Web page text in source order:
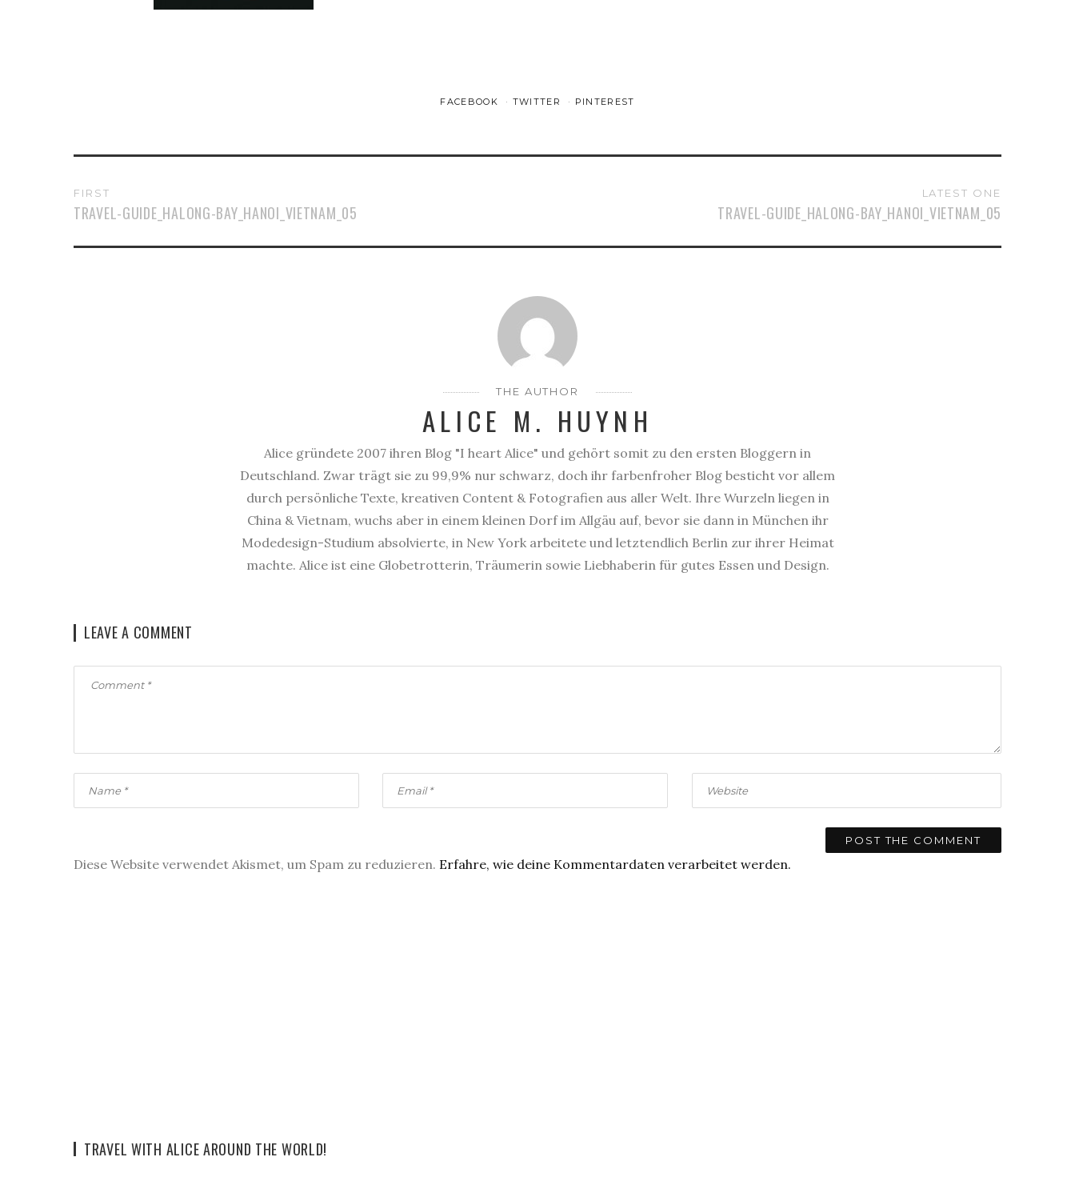
FACEBOOK TWITTER PINTEREST
FIRST
TRAVEL-GUIDE_HALONG-BAY_HANOI_VIETNAM_05
LATEST ONE
TRAVEL-GUIDE_HALONG-BAY_HANOI_VIETNAM_05
THE AUTHOR
ALICE M. HUYNH
Alice gründete 2007 ihren Blog "I heart Alice" und gehört somit zu den ersten Bloggern in
Deutschland. Zwar trägt sie zu 99,9% nur schwarz, doch ihr farbenfroher Blog besticht vor allem
durch persönliche Texte, kreativen Content & Fotografien aus aller Welt. Ihre Wurzeln liegen in
China & Vietnam, wuchs aber in einem kleinen Dorf im Allgäu auf, bevor sie dann in München ihr
Modedesign-Studium absolvierte, in New York arbeitete und letztendlich Berlin zur ihrer Heimat
machte. Alice ist eine Globetrotterin, Träumerin sowie Liebhaberin für gutes Essen und Design.
LEAVE A COMMENT
Diese Website verwendet Akismet, um Spam zu reduzieren. Erfahre, wie deine Kommentardaten verarbeitet werden.
TRAVEL WITH ALICE AROUND THE WORLD!